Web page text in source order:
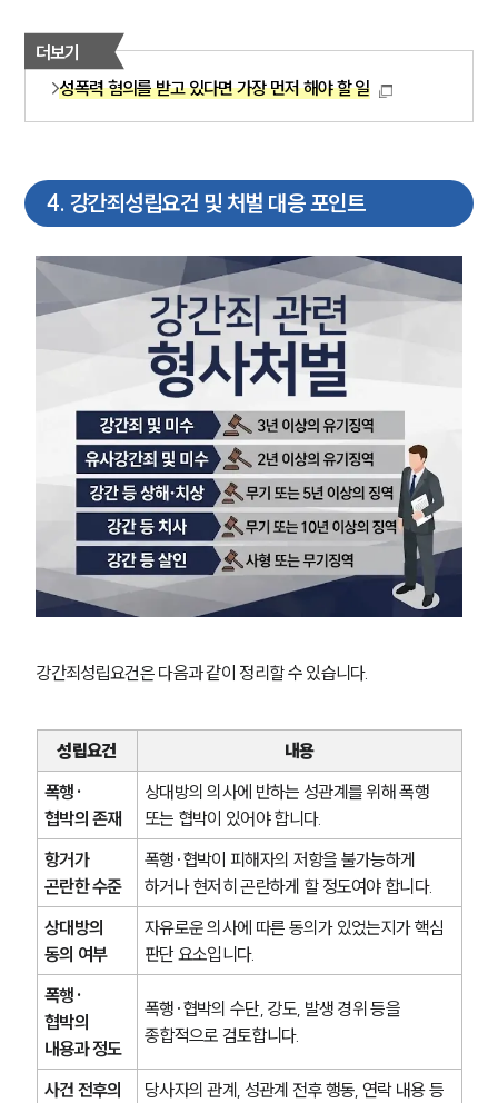
더보기
성폭력 혐의를 받고 있다면 가장 먼저 해야 할 일
4. 강간죄성립요건 및 처벌 대응 포인트
강간죄성립요건은 다음과 같이 정리할 수 있습니다.
성립요건
내용
폭행·
협박의 존재
상대방의 의사에 반하는 성관계를 위해 폭행
또는 협박이 있어야 합니다.
항거가
곤란한 수준
폭행·협박이 피해자의 저항을 불가능하게
하거나 현저히 곤란하게 할 정도여야 합니다.
상대방의
동의 여부
자유로운 의사에 따른 동의가 있었는지가 핵심
판단 요소입니다.
폭행·
협박의
내용과 정도
폭행·협박의 수단, 강도, 발생 경위 등을
종합적으로 검토합니다.
사건 전후의
당사자의 관계, 성관계 전후 행동, 연락 내용 등